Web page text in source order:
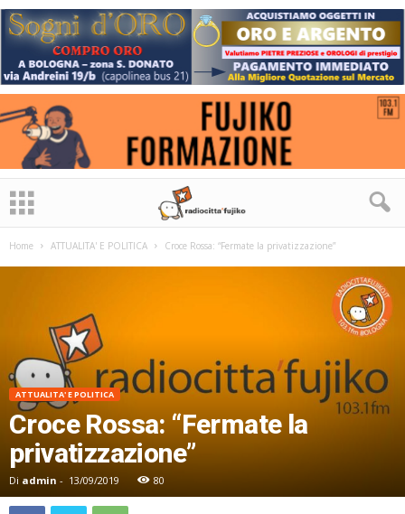
Home ATTUALITA' E POLITICA Croce Rossa: “Fermate la privatizzazione”
ATTUALITA' E POLITICA
Croce Rossa: “Fermate la
privatizzazione”
Di admin - 13/09/2019 80